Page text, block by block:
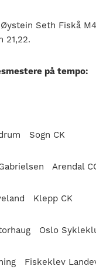
Seth Fiskå
21,22.
på tempo:
Sogn CK
Arendal
Klepp CK
Oslo
Fiskeklev